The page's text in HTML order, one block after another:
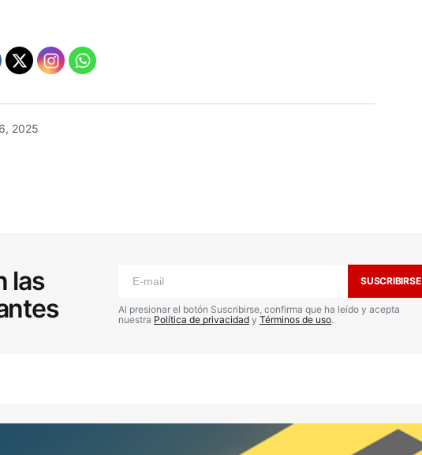
2025
las
SUSCRIBIRSE
Al presionar el botón Suscribirse, confirma que ha leído y acepta
nuestra Política de privacidad y Términos de uso.